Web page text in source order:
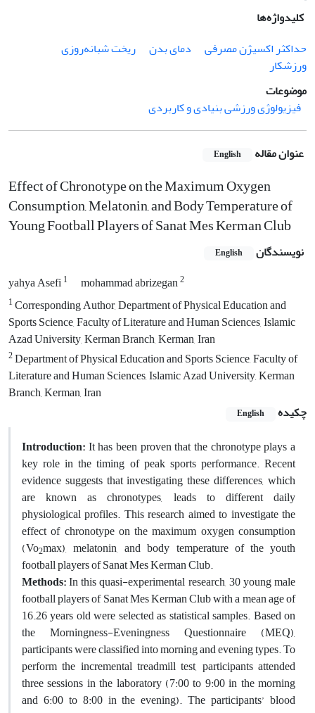
کلیدواژه‌ها
حداکثر اکسیژن مصرفی
دمای بدن
ریخت شبانه‌روزی
ورزشکار
موضوعات
فیزیولوژی ورزشی بنیادی و کاربردی
عنوان مقاله English
Effect of Chronotype on the Maximum Oxygen
Consumption, Melatonin, and Body Temperature of
Young Football Players of Sanat Mes Kerman Club
نویسندگان English
yahya Asefi1 mohammad abrizegan2
1Corresponding Author, Department of Physical Education and
Sports Science, Faculty of Literature and Human Sciences, Islamic
Azad University, Kerman Branch, Kerman, Iran
2Department of Physical Education and Sports Science, Faculty of
Literature and Human Sciences, Islamic Azad University, Kerman
Branch, Kerman, Iran
چکیده
English
Introduction:It has been proven that the chronotype plays a
key role in the timing of peak sports performance. Recent
evidence suggests that investigating these differences, which
are known as chronotypes, leads to different daily
physiological profiles. This research aimed to investigate the
effect of chronotype on the maximum oxygen consumption
(Vo2max), melatonin, and body temperature of the youth
football players of Sanat Mes Kerman Club.
Methods:In this quasi-experimental research, 30 young male
football players of Sanat Mes Kerman Club with a mean age of
16.26 years old were selected as statistical samples. Based on
the Morningness-Eveningness Questionnaire (MEQ),
participants were classified into morning and evening types. To
perform the incremental treadmill test, participants attended
three sessions in the laboratory (7:00 to 9:00 in the morning
and 6:00 to 8:00 in the evening). The participants’ blood